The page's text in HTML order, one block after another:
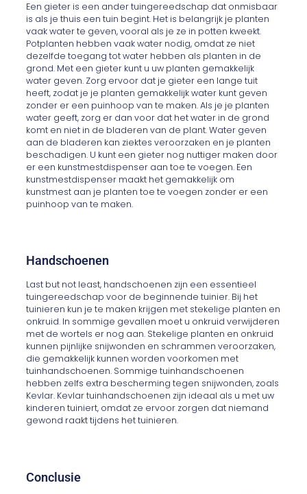
Een gieter is een ander tuingereedschap dat onmisbaar
is als je thuis een tuin begint. Het is belangrijk je planten
vaak water te geven, vooral als je ze in potten kweekt.
Potplanten hebben vaak water nodig, omdat ze niet
dezelfde toegang tot water hebben als planten in de
grond. Met een gieter kunt u uw planten gemakkelijk
water geven. Zorg ervoor dat je gieter een lange tuit
heeft, zodat je je planten gemakkelijk water kunt geven
zonder er een puinhoop van te maken. Als je je planten
water geeft, zorg er dan voor dat het water in de grond
komt en niet in de bladeren van de plant. Water geven
aan de bladeren kan ziektes veroorzaken en je planten
beschadigen. U kunt een gieter nog nuttiger maken door
er een kunstmestdispenser aan toe te voegen. Een
kunstmestdispenser maakt het gemakkelijk om
kunstmest aan je planten toe te voegen zonder er een
puinhoop van te maken.
Handschoenen
Last but not least, handschoenen zijn een essentieel
tuingereedschap voor de beginnende tuinier. Bij het
tuinieren kun je te maken krijgen met stekelige planten en
onkruid. In sommige gevallen moet u onkruid verwijderen
met de wortels er nog aan. Stekelige planten en onkruid
kunnen pijnlijke snijwonden en schrammen veroorzaken,
die gemakkelijk kunnen worden voorkomen met
tuinhandschoenen. Sommige tuinhandschoenen
hebben zelfs extra bescherming tegen snijwonden, zoals
Kevlar. Kevlar tuinhandschoenen zijn ideaal als u met uw
kinderen tuiniert, omdat ze ervoor zorgen dat niemand
gewond raakt tijdens het tuinieren.
Conclusie